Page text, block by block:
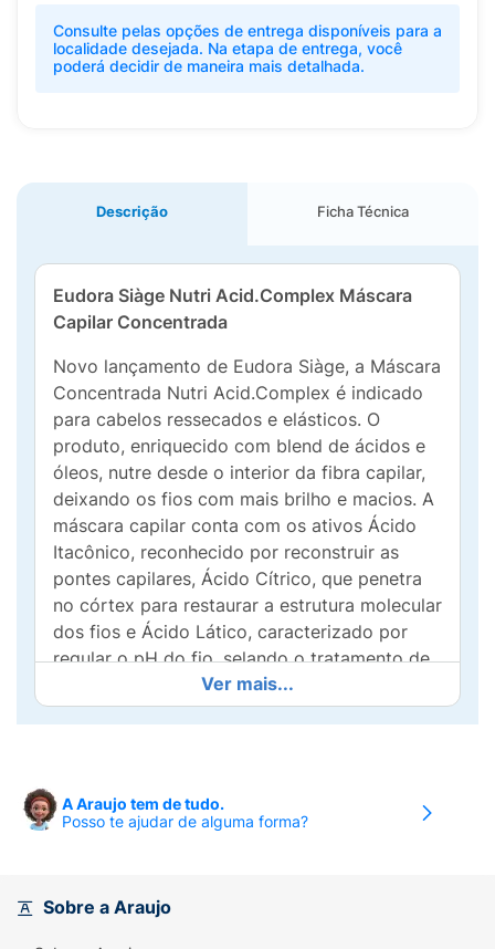
Consulte pelas opções de entrega disponíveis para a
localidade desejada. Na etapa de entrega, você
poderá decidir de maneira mais detalhada.
Descrição Ficha Técnica
Eudora Siàge Nutri Acid.Complex Máscara
Capilar Concentrada
Novo lançamento de Eudora Siàge, a Máscara
Concentrada Nutri Acid.Complex é indicado
para cabelos ressecados e elásticos. O
produto, enriquecido com blend de ácidos e
óleos, nutre desde o interior da fibra capilar,
deixando os fios com mais brilho e macios. A
máscara capilar conta com os ativos Ácido
Itacônico, reconhecido por reconstruir as
pontes capilares, Ácido Cítrico, que penetra
no córtex para restaurar a estrutura molecular
dos fios e Ácido Lático, caracterizado por
regular o pH do fio, selando o tratamento de
nutrição. Além do Blend de Óleos, um
complexo de óleos vegetais que repõem
benefícios da Máscara Siàge Nutri
Acid.Complex são:
- Nutre e blinda a superfície dos fios;
Ver mais...
A Araujo tem de tudo.
Posso te ajudar de alguma forma?
Sobre a Araujo